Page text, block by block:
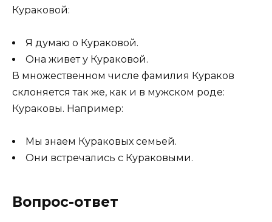
Кураковой:
Я думаю о Кураковой.
Она живет у Кураковой.
В множественном числе фамилия Кураков
склоняется так же, как и в мужском роде:
Кураковы. Например:
Мы знаем Кураковых семьей.
Они встречались с Кураковыми.
Вопрос-ответ